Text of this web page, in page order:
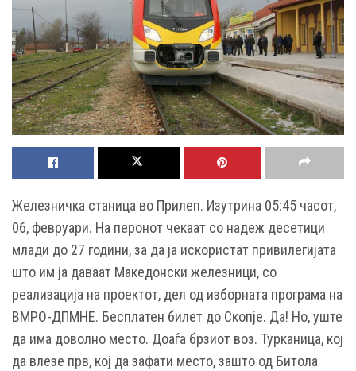
Железничка станица во Прилеп. Изутрина 05:45 часот,
06, февруари. На перонот чекаат со надеж десетици
млади до 27 години, за да ја искористат привилегијата
што им ја даваат Македонски железници, со
реализација на проектот, дел од изборната програма на
ВМРО-ДПМНЕ. Бесплатен билет до Скопје. Да! Но, уште
да има доволно место. Доаѓа брзиот воз. Турканица, кој
да влезе прв, кој да зафати место, зашто од Битола